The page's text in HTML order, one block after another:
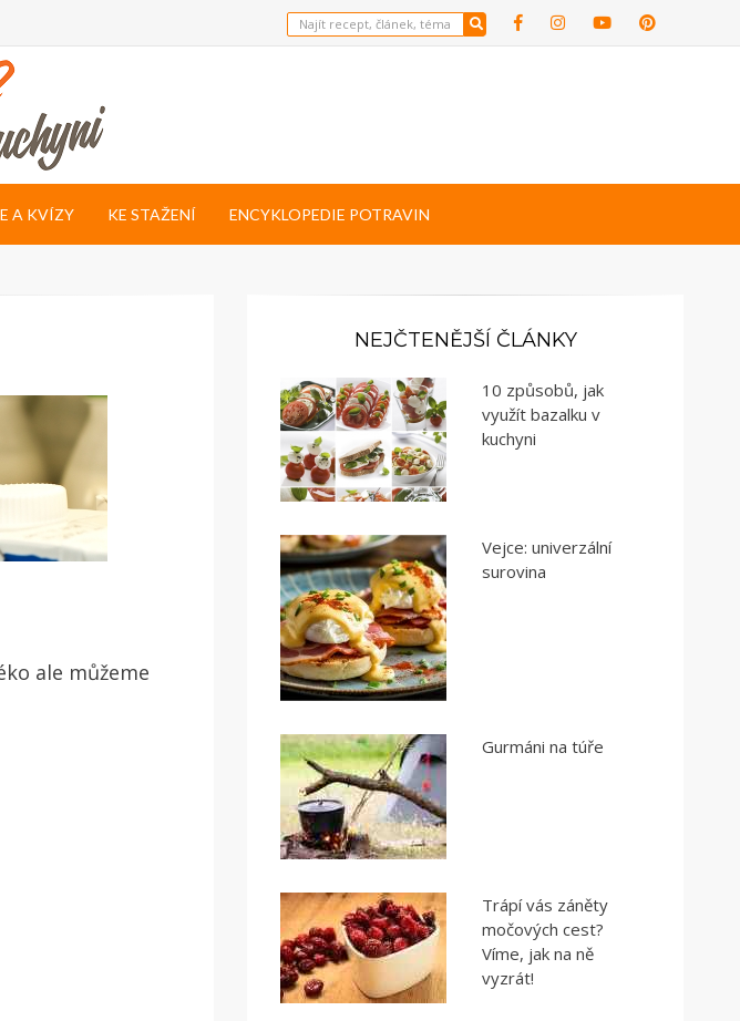
A KVÍZY KE STAŽENÍ ENCYKLOPEDIE POTRAVIN
ale můžeme
NEJČTENĚJŠÍ ČLÁNKY
10 způsobů, jak
využít bazalku v
kuchyni
Vejce: univerzální
surovina
Gurmáni na túře
Trápí vás záněty
močových cest?
Víme, jak na ně
vyzrát!